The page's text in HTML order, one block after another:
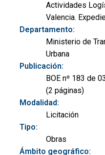
Actividades
Valencia.
Departamento:
Ministerio de
Urbana
Publicación:
BOE nº 183 de
(2 páginas)
Modalidad:
Licitación
Tipo:
Obras
Ámbito geográfico: